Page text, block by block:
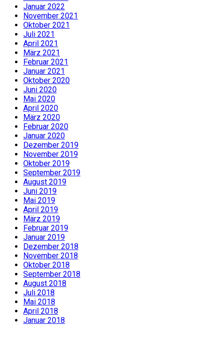
Januar 2022
November 2021
Oktober 2021
Juli 2021
April 2021
März 2021
Februar 2021
Januar 2021
Oktober 2020
Juni 2020
Mai 2020
April 2020
März 2020
Februar 2020
Januar 2020
Dezember 2019
November 2019
Oktober 2019
September 2019
August 2019
Juni 2019
Mai 2019
April 2019
März 2019
Februar 2019
Januar 2019
Dezember 2018
November 2018
Oktober 2018
September 2018
August 2018
Juli 2018
Mai 2018
April 2018
Januar 2018